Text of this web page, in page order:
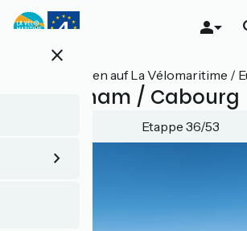
Direkt
zum
close
Alle Etappen auf La Vélomaritime /
Ouistreham / Cabourg
Etappe 36/53